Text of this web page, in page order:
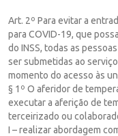
Art. 2º Para evitar a
para COVID-19, que
do INSS, todas as
ser submetidas ao
momento do acesso às
§ 1º O aferidor de
executar a aferição de
terceirizado ou
I – realizar abordagem